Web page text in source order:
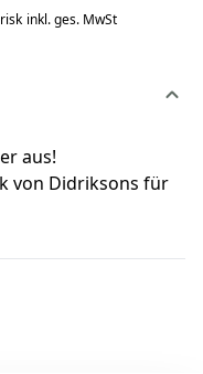
inkl. ges. MwSt
aus!
von Didriksons für